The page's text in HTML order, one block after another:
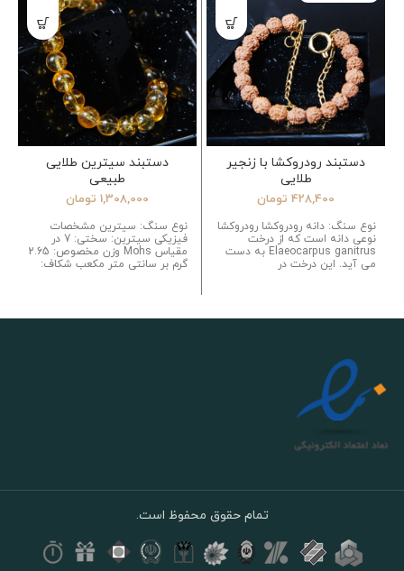
دستبند رودروکشا با زنجیر
طلایی
428,400 تومان
نوع سنگ: دانه رودروکشا رودروکشا
نوعی دانه است که از درخت
Elaeocarpus ganitrus به دست
می آید. این درخت در
دستبند سیترین طلایی
طبیعی
1,308,000 تومان
نوع سنگ: سیترین مشخصات
فیزیکی سیترین: سختی: 7 در
مقیاس Mohs وزن مخصوص: 2.65
گرم بر سانتی متر مکعب شکاف:
تمام حقوق محفوظ است.